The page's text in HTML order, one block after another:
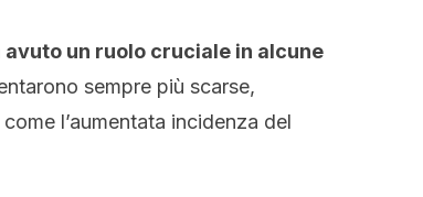
un ruolo cruciale in alcune
sempre più scarse,
l’aumentata incidenza del